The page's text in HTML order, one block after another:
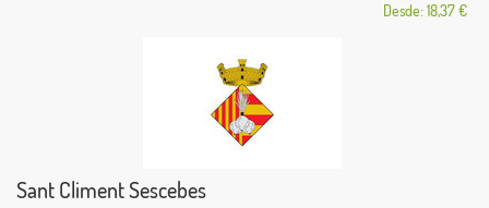
Desde: 18,37 €
Sant Climent Sescebes